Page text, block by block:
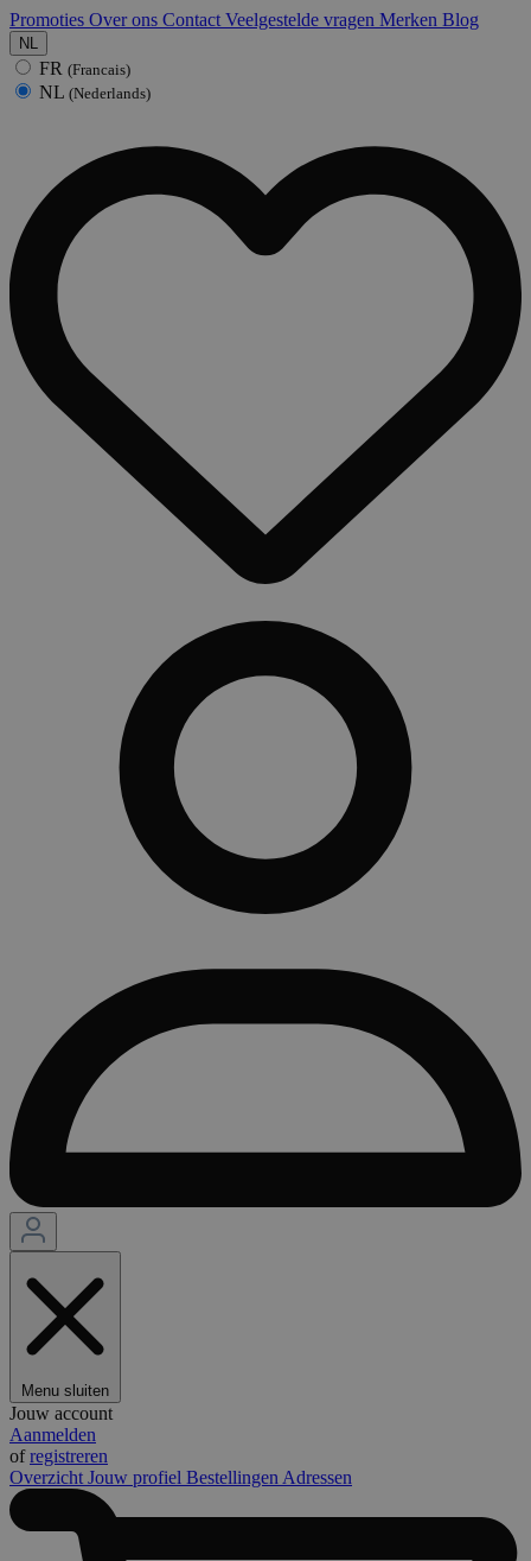
Promoties Over ons Contact Veelgestelde vragen Merken Blog
NL
FR (Francais)
NL (Nederlands)
Menu sluiten
Jouw account
Aanmelden
ofregistreren
Overzicht Jouw profiel Bestellingen Adressen